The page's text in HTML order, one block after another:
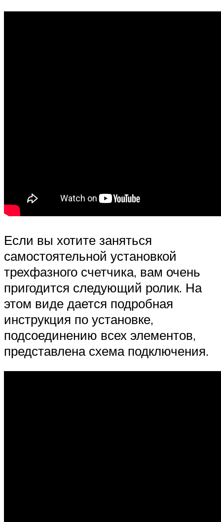
Если вы хотите заняться
самостоятельной установкой
трехфазного счетчика, вам очень
пригодится следующий ролик. На
этом виде дается подробная
инструкция по установке,
подсоединению всех элементов,
представлена схема подключения.